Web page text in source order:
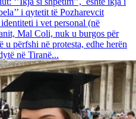
i qytetit të Pozharevcit
i vet personal (në
Mal Coli, nuk u burgos për
përfshi në protesta, edhe herën
në Tiranë...